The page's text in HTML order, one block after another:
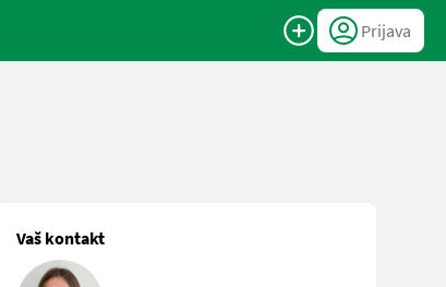
Prijava
Vaš kontakt